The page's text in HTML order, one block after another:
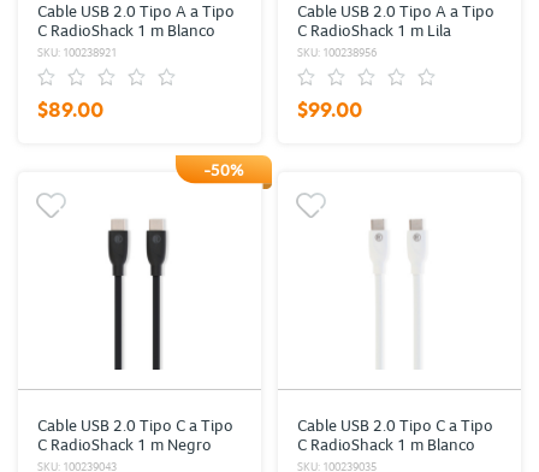
Cable USB 2.0 Tipo A a Tipo
C RadioShack 1 m Blanco
SKU: 100238921
$89.00
Cable USB 2.0 Tipo A a Tipo
C RadioShack 1 m Lila
SKU: 100238956
$99.00
-50%
Cable USB 2.0 Tipo C a Tipo
C RadioShack 1 m Negro
SKU: 100239043
Cable USB 2.0 Tipo C a Tipo
C RadioShack 1 m Blanco
SKU: 100239035